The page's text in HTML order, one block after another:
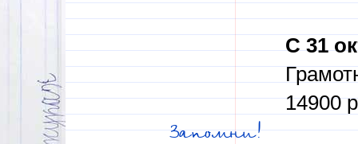
Запомни!
С 31
14900